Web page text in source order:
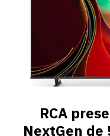
RCA
NextGen de